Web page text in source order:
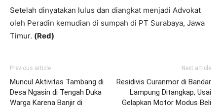
Setelah dinyatakan lulus dan diangkat menjadi Advokat
oleh Peradin kemudian di sumpah di PT Surabaya, Jawa
Timur. (Red)
Previous article
Muncul Aktivitas Tambang di
Desa Ngasin di Tengah Duka
Warga Karena Banjir di
Next article
Residivis Curanmor di Bandar
Lampung Ditangkap, Usai
Gelapkan Motor Modus Beli